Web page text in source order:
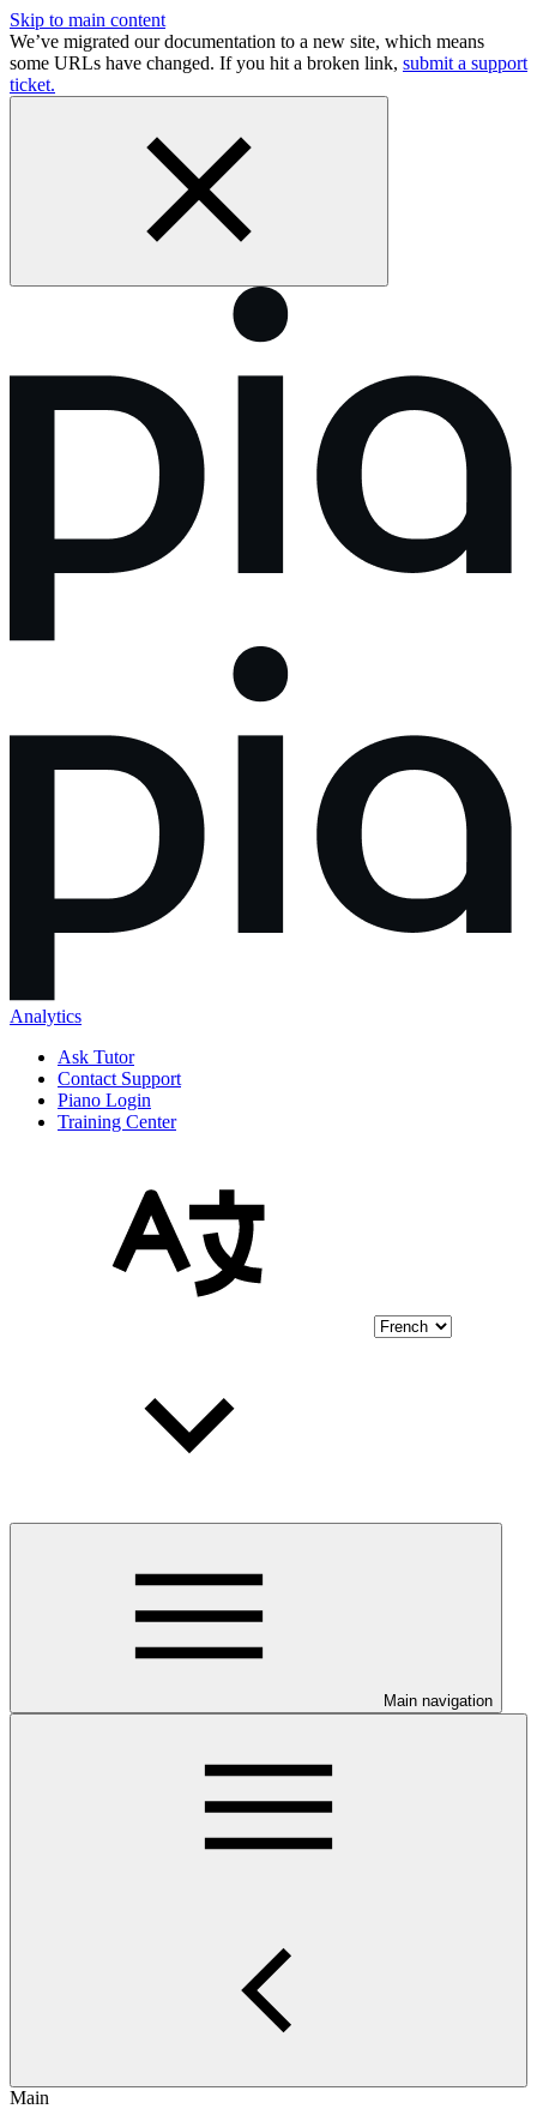
Skip to main content
We’ve migrated our documentation to a new site, which means
some URLs have changed. If you hit a broken link, submit a support
ticket.
Analytics
Ask Tutor
Contact Support
Piano Login
Training Center
Main navigation
Main